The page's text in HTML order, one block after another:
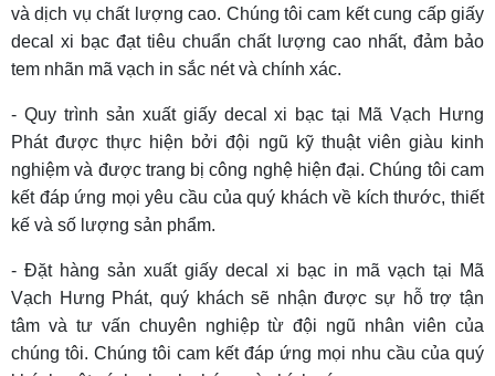
và dịch vụ chất lượng cao. Chúng tôi cam kết cung cấp giấy
decal xi bạc đạt tiêu chuẩn chất lượng cao nhất, đảm bảo
tem nhãn mã vạch in sắc nét và chính xác.
- Quy trình sản xuất giấy decal xi bạc tại Mã Vạch Hưng
Phát được thực hiện bởi đội ngũ kỹ thuật viên giàu kinh
nghiệm và được trang bị công nghệ hiện đại. Chúng tôi cam
kết đáp ứng mọi yêu cầu của quý khách về kích thước, thiết
kế và số lượng sản phẩm.
- Đặt hàng sản xuất giấy decal xi bạc in mã vạch tại Mã
Vạch Hưng Phát, quý khách sẽ nhận được sự hỗ trợ tận
tâm và tư vấn chuyên nghiệp từ đội ngũ nhân viên của
chúng tôi. Chúng tôi cam kết đáp ứng mọi nhu cầu của quý